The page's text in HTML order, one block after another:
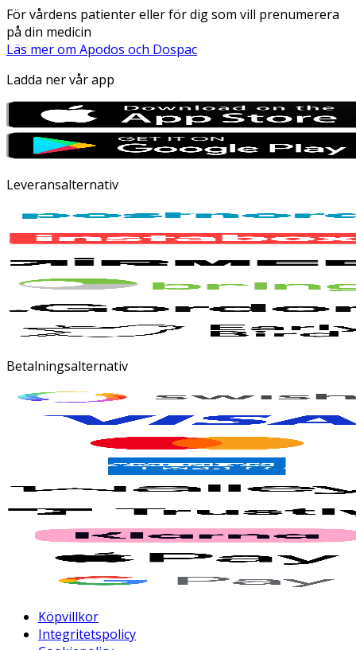
För vårdens patienter eller för dig som vill prenumerera
på din medicin
Läs mer om Apodos och Dospac
Ladda ner vår app
Leveransalternativ
Betalningsalternativ
Köpvillkor
Integritetspolicy